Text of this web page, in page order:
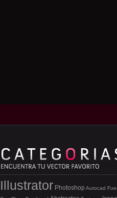
Illustrator Photoshop Autocad